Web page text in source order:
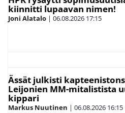
kiinnitti lupaavan nimen!
Joni Alatalo | 06.08.2026 17:15
Ässät julkisti
Leijonien MM-mitalistista
kippari
Markus Nuutinen | 06.08.2026 16:15